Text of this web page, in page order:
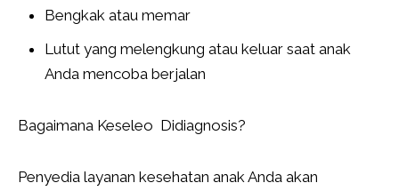
Bengkak atau memar
Lutut yang melengkung atau keluar saat anak
Anda mencoba berjalan
Bagaimana Keseleo Didiagnosis?
Penyedia layanan kesehatan anak Anda akan